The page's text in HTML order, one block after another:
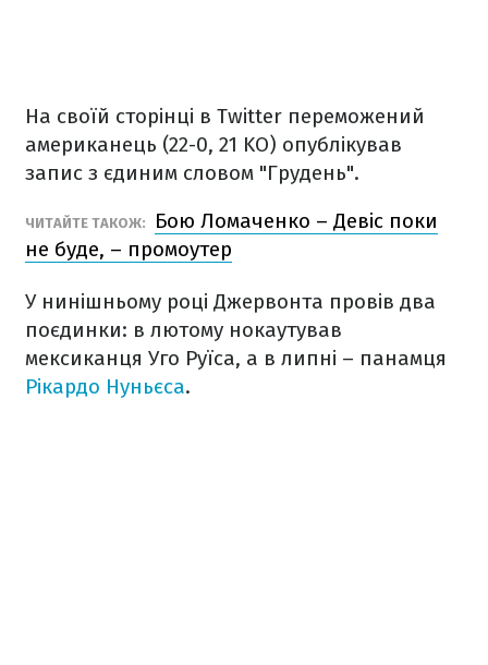
На своїй сторінці в Twitter переможений
американець (22-0, 21 KO) опублікував
запис з єдиним словом "Грудень".
ЧИТАЙТЕ ТАКОЖ:
Бою Ломаченко – Девіс поки
не буде, – промоутер
У нинішньому році Джервонта провів два
поєдинки: в лютому нокаутував
мексиканця Уго Руїса, а в липні – панамця
Рікардо Нуньєса.